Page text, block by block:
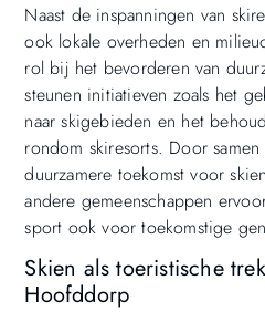
Naast de inspanningen van
ook lokale overheden en
rol bij het bevorderen van
steunen initiatieven zoals het
naar skigebieden en het
rondom skiresorts. Door
duurzamere toekomst voor
andere gemeenschappen
sport ook voor toekomstige
Skien als toeristische
Hoofddorp